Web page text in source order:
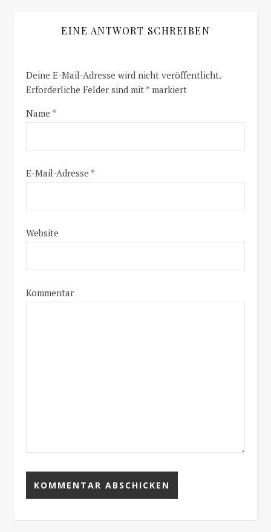
EINE ANTWORT SCHREIBEN
Deine E-Mail-Adresse wird nicht veröffentlicht.
Erforderliche Felder sind mit * markiert
Name *
E-Mail-Adresse *
Website
Kommentar